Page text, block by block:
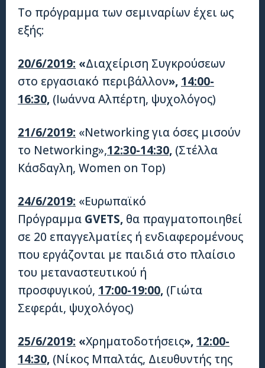
Το πρόγραμμα των σεμιναρίων έχει ως
εξής:
20/6/2019: «Διαχείριση Συγκρούσεων
στο εργασιακό περιβάλλον», 14:00-
16:30, (Ιωάννα Αλπέρτη, ψυχολόγος)
21/6/2019: «Networking για όσες μισούν
το Νetworking»,12:30-14:30, (Στέλλα
Κάσδαγλη, Women on Top)
24/6/2019: «Ευρωπαϊκό
Πρόγραμμα GVETS, θα πραγματοποιηθεί
σε 20 επαγγελματίες ή ενδιαφερομένους
που εργάζονται με παιδιά στο πλαίσιο
του μεταναστευτικού ή
προσφυγικού, 17:00-19:00, (Γιώτα
Σεφεράι, ψυχολόγος)
25/6/2019: «Χρηματοδοτήσεις», 12:00-
14:30, (Νίκος Μπαλτάς, Διευθυντής της